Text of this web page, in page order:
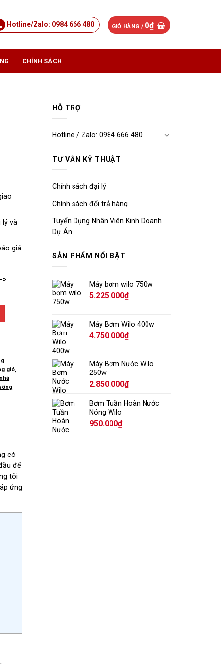
Hotline/Zalo: 0984 666 480 GIỎ HÀNG / 0₫
CHÍNH SÁCH
HỖ TRỢ
Hotline / Zalo: 0984 666 480
TƯ VẤN KỸ THUẬT
Chính sách đại lý
Chính sách đổi trả hàng
Tuyển Dụng Nhân Viên Kinh Doanh
Dự Án
SẢN PHẨM NỔI BẬT
Máy bơm wilo 750w
5.225.000₫
Máy Bơm Wilo 400w
4.750.000₫
Máy Bơm Nước Wilo
250w
2.850.000₫
Bơm Tuần Hoàn Nước
Nóng Wilo
950.000₫
lý và
giá
>
gió,
có
để
tôi
ứng